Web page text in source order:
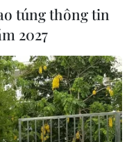
túng thông tin
2027